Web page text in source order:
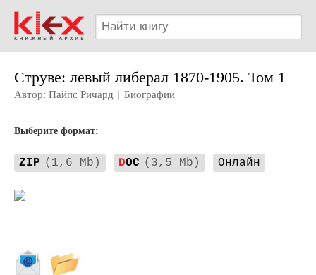
Струве: левый либерал 1870-1905. Том 1
Автор: Пайпс Ричард | Биографии
Выберите формат:
ZIP (1,6 Mb) DOC (3,5 Mb) Онлайн